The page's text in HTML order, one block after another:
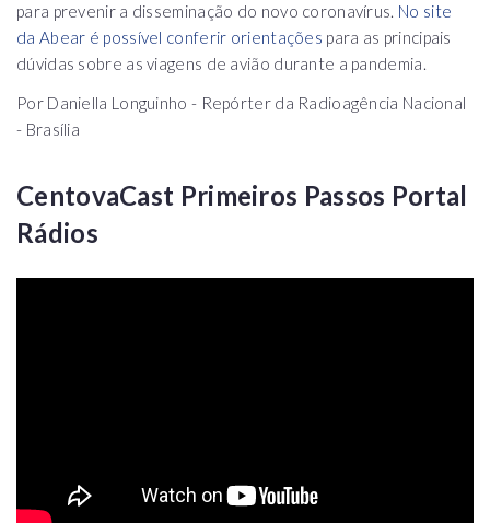
para prevenir a disseminação do novo coronavírus. No site
da Abear é possível conferir orientações para as principais
dúvidas sobre as viagens de avião durante a pandemia.
Por Daniella Longuinho - Repórter da Radioagência Nacional
- Brasília
CentovaCast Primeiros Passos Portal
Rádios